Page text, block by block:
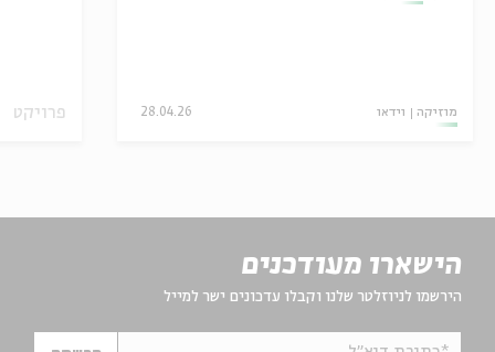
מוזיקה וידאו 28.04.26 פרויקט
הישארו מעודכנים
הירשמו לניוזלטר שלנו וקבלו עדכונים ישר למייל